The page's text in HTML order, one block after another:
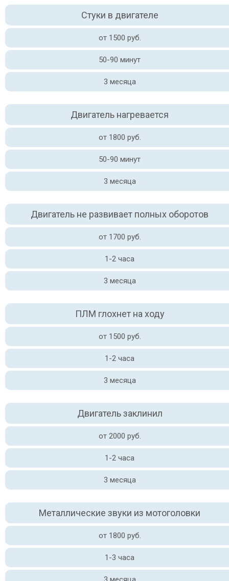
Стуки в двигателе
от 1500 руб.
50-90 минут
3 месяца
Двигатель нагревается
от 1800 руб.
50-90 минут
3 месяца
Двигатель не развивает полных оборотов
от 1700 руб.
1-2 часа
3 месяца
ПЛМ глохнет на ходу
от 1500 руб.
1-2 часа
3 месяца
Двигатель заклинил
от 2000 руб.
1-2 часа
3 месяца
Металлические звуки из мотоголовки
от 1800 руб.
1-3 часа